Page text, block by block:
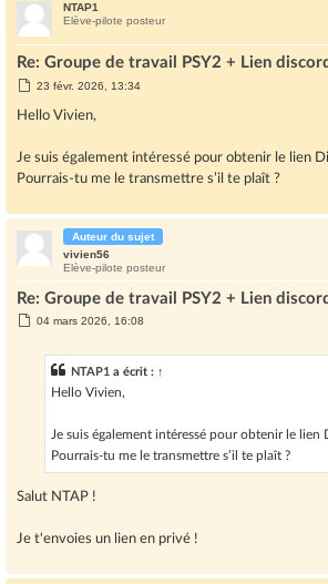
NTAP1
Elève-pilote posteur
Re: Groupe de travail PSY2 + Lien discord
M
s
s
e
23 févr. 2026, 13:34
Hello Vivien,
Je suis également intéressé pour obtenir le lien
Pourrais-tu me le transmettre s’il te plaît ?
Auteur du sujet
vivien56
Elève-pilote posteur
Re: Groupe de travail PSY2 + Lien discord
M04 mars 2026, 16:08
NTAP1 a écrit : ↑
Hello Vivien,
Je suis également intéressé pour obtenir le lien
Pourrais-tu me le transmettre s’il te plaît ?
Salut NTAP !
Je t'envoies un lien en privé !